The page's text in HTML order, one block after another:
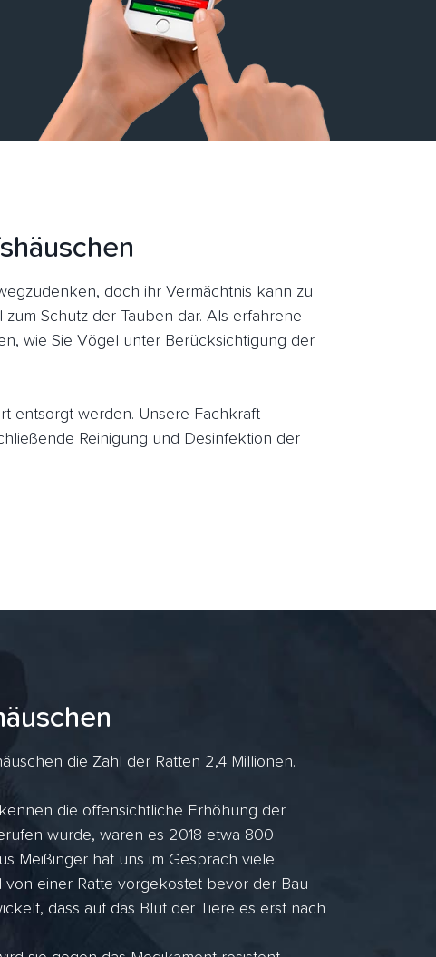
doch ihr Vermächtnis kann zu
Schutz der Tauben dar. Als erfahrene
wie Sie Vögel unter Berücksichtigung der
entsorgt werden. Unsere Fachkraft
Reinigung und Desinfektion der
die Zahl der Ratten 2,4 Millionen.
die offensichtliche Erhöhung der
wurde, waren es 2018 etwa 800
Meißinger hat uns im Gespräch viele
einer Ratte vorgekostet bevor der Bau
dass auf das Blut der Tiere es erst nach